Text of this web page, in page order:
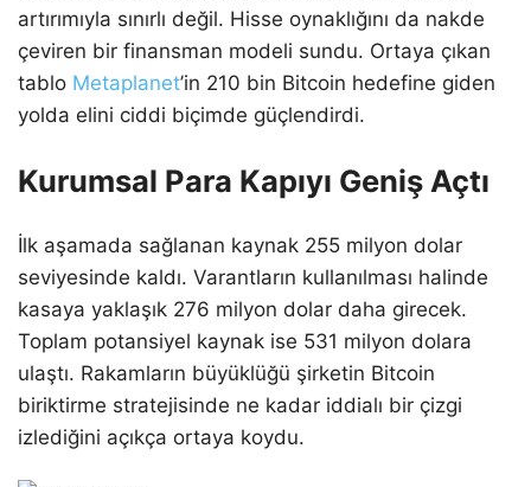
artırımıyla sınırlı değil. Hisse oynaklığını da nakde
çeviren bir finansman modeli sundu. Ortaya çıkan
tablo Metaplanet’in 210 bin Bitcoin hedefine giden
yolda elini ciddi biçimde güçlendirdi.
Kurumsal Para Kapıyı Geniş Açtı
İlk aşamada sağlanan kaynak 255 milyon dolar
seviyesinde kaldı. Varantların kullanılması halinde
kasaya yaklaşık 276 milyon dolar daha girecek.
Toplam potansiyel kaynak ise 531 milyon dolara
ulaştı. Rakamların büyüklüğü şirketin Bitcoin
biriktirme stratejisinde ne kadar iddialı bir çizgi
izlediğini açıkça ortaya koydu.